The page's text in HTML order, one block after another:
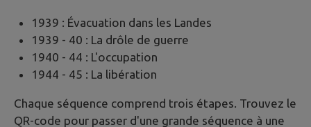
1939 : Évacuation dans les Landes
1939 - 40 : La drôle de guerre
1940 - 44 : L'occupation
1944 - 45 : La libération
Chaque séquence comprend trois étapes. Trouvez le
QR-code pour passer d'une grande séquence à une